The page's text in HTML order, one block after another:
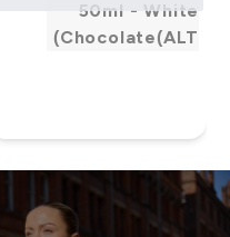
50ml - White
Chocolate(ALT)